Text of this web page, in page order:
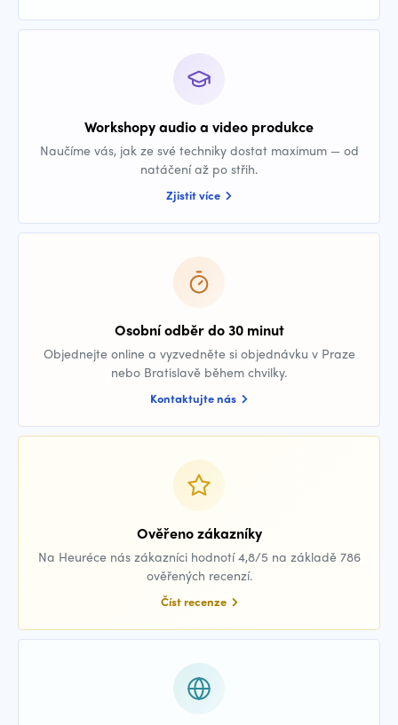
Workshopy audio a video produkce
Naučíme vás, jak ze své techniky dostat maximum — od
natáčení až po střih.
Zjistit více
Osobní odběr do 30 minut
Objednejte online a vyzvedněte si objednávku v Praze
nebo Bratislavě během chvilky.
Kontaktujte nás
Ověřeno zákazníky
Na Heuréce nás zákazníci hodnotí 4,8/5 na základě 786
ověřených recenzí.
Číst recenze